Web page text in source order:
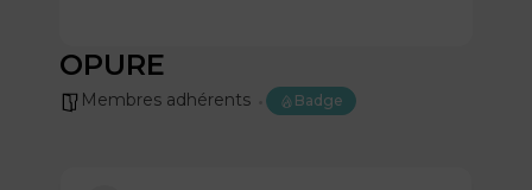
OPURE
Membres adhérents Badge